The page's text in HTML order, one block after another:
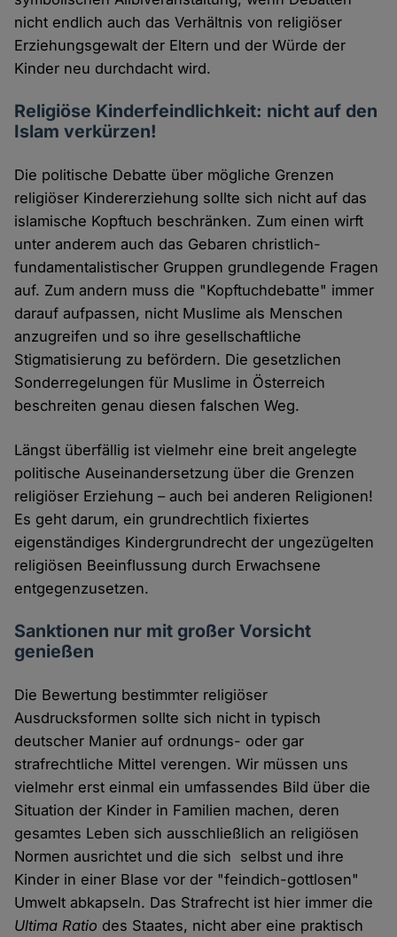
nicht endlich auch das Verhältnis von religiöser
Erziehungsgewalt der Eltern und der Würde der
Kinder neu durchdacht wird.
Religiöse Kinderfeindlichkeit: nicht auf den
Islam verkürzen!
Die politische Debatte über mögliche Grenzen
religiöser Kindererziehung sollte sich nicht auf das
islamische Kopftuch beschränken. Zum einen wirft
unter anderem auch das Gebaren christlich-
fundamentalistischer Gruppen grundlegende Fragen
auf. Zum andern muss die "Kopftuchdebatte" immer
darauf aufpassen, nicht Muslime als Menschen
anzugreifen und so ihre gesellschaftliche
Stigmatisierung zu befördern. Die gesetzlichen
Sonderregelungen für Muslime in Österreich
beschreiten genau diesen falschen Weg.
Längst überfällig ist vielmehr eine breit angelegte
politische Auseinandersetzung über die Grenzen
religiöser Erziehung – auch bei anderen Religionen!
Es geht darum, ein grundrechtlich fixiertes
eigenständiges Kindergrundrecht der ungezügelten
religiösen Beeinflussung durch Erwachsene
entgegenzusetzen.
Sanktionen nur mit großer Vorsicht
genießen
Die Bewertung bestimmter religiöser
Ausdrucksformen sollte sich nicht in typisch
deutscher Manier auf ordnungs- oder gar
strafrechtliche Mittel verengen. Wir müssen uns
vielmehr erst einmal ein umfassendes Bild über die
Situation der Kinder in Familien machen, deren
gesamtes Leben sich ausschließlich an religiösen
Normen ausrichtet und die sich selbst und ihre
Kinder in einer Blase vor der "feindich-gottlosen"
Umwelt abkapseln. Das Strafrecht ist hier immer die
Ultima Ratio des Staates, nicht aber eine praktisch